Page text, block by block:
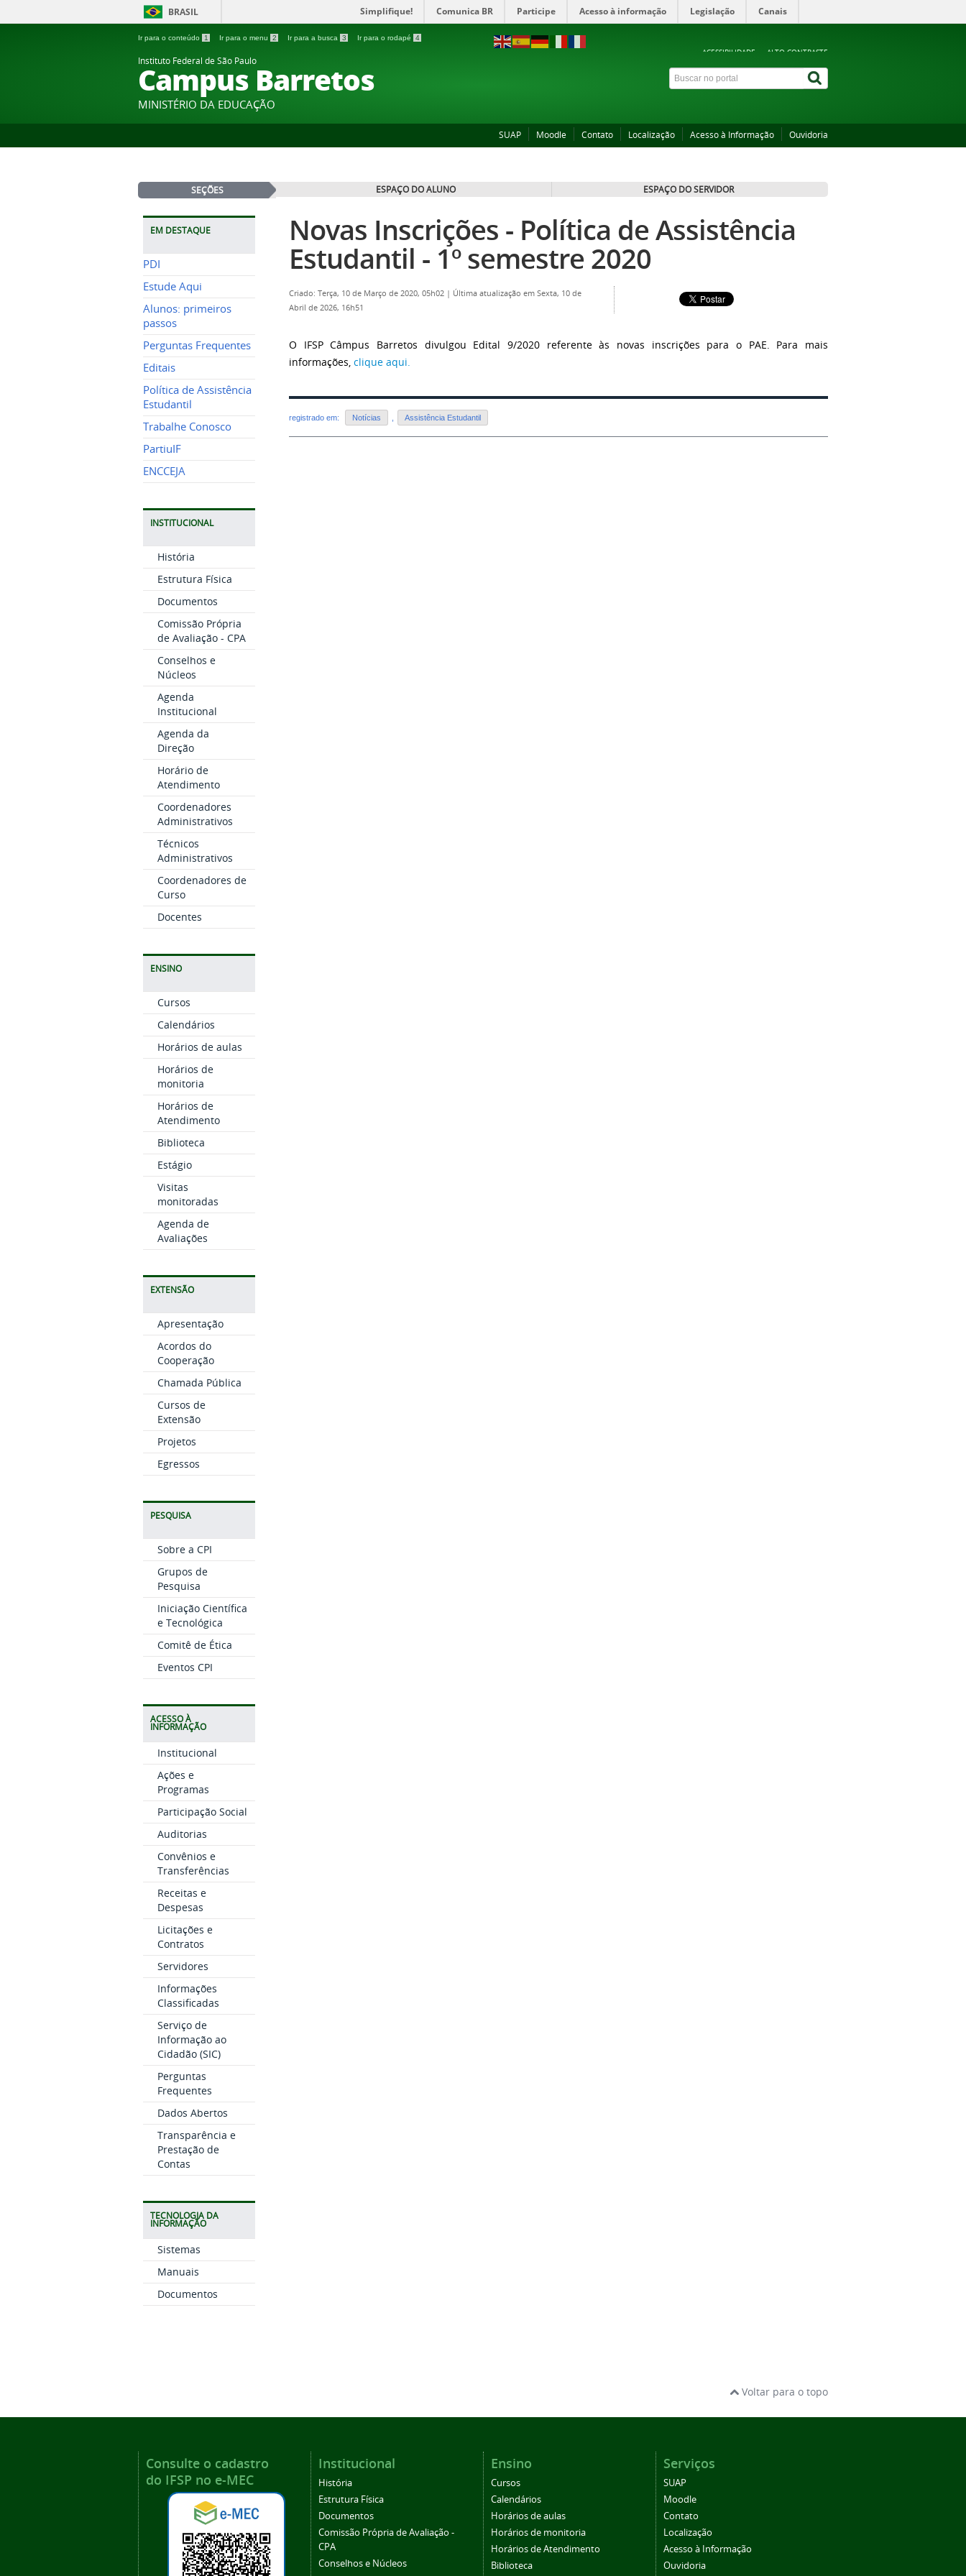
BRASIL Simplifique! Comunica BR Participe Acesso à informação Legislação Canais
Ir para o conteúdo 1 Ir para o menu 2 Ir para a busca 3 Ir para o rodapé 4
ACESSIBILIDADE ALTO CONTRASTE
Instituto Federal de São Paulo
Campus Barretos
MINISTÉRIO DA EDUCAÇÃO
SUAP Moodle Contato Localização Acesso à Informação Ouvidoria
SEÇÕES ESPAÇO DO ALUNO ESPAÇO DO SERVIDOR
EM DESTAQUE
PDI
Estude Aqui
Alunos: primeiros
passos
Perguntas Frequentes
Editais
Política de Assistência
Estudantil
Trabalhe Conosco
PartiuIF
ENCCEJA
INSTITUCIONAL
História
Estrutura Física
Documentos
Comissão Própria
de Avaliação - CPA
Conselhos e
Núcleos
Agenda
Institucional
Agenda da
Direção
Horário de
Atendimento
Coordenadores
Administrativos
Técnicos
Administrativos
Coordenadores de
Curso
Docentes
ENSINO
Cursos
Calendários
Horários de aulas
Horários de
monitoria
Horários de
Atendimento
Biblioteca
Estágio
Visitas
monitoradas
Agenda de
Avaliações
EXTENSÃO
Apresentação
Acordos do
Cooperação
Chamada Pública
Cursos de
Extensão
Projetos
Egressos
PESQUISA
Sobre a CPI
Grupos de
Pesquisa
Iniciação Científica
e Tecnológica
Comitê de Ética
Eventos CPI
ACESSO À
INFORMAÇÃO
Institucional
Ações e
Programas
Participação Social
Auditorias
Convênios e
Transferências
Receitas e
Despesas
Licitações e
Contratos
Servidores
Informações
Classificadas
Serviço de
Informação ao
Cidadão (SIC)
Perguntas
Frequentes
Dados Abertos
Transparência e
Prestação de
Contas
TECNOLOGIA DA
INFORMAÇÃO
Sistemas
Manuais
Documentos
Novas Inscrições - Política de Assistência
Estudantil - 1º semestre 2020
Criado: Terça, 10 de Março de 2020, 05h02 | Última atualização em Sexta, 10 de
Abril de 2026, 16h51
O IFSP Câmpus Barretos divulgou Edital 9/2020 referente às novas inscrições para o PAE. Para mais
informações, clique aqui.
registrado em: Notícias Assistência Estudantil
Voltar para o topo
Consulte o cadastro
do IFSP no e-MEC
Institucional
História
Estrutura Física
Documentos
Comissão Própria de Avaliação -
CPA
Conselhos e Núcleos
Ensino
Cursos
Calendários
Horários de aulas
Horários de monitoria
Horários de Atendimento
Biblioteca
Serviços
SUAP
Moodle
Contato
Localização
Acesso à Informação
Ouvidoria